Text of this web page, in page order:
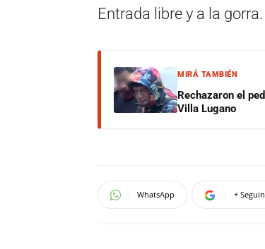
Entrada libre y a la gorra.
MIRÁ TAMBIÉN
Rechazaron el
Villa Lugano
WhatsApp +